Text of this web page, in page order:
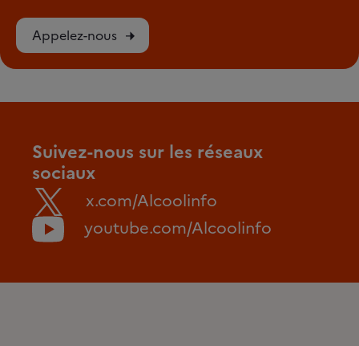
Appelez-nous
Suivez-nous sur les réseaux
sociaux
x.com/Alcoolinfo
youtube.com/Alcoolinfo